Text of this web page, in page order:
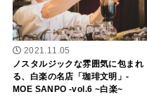
2021.11.05
ノスタルジックな雰囲気に包まれ
る、白楽の名店「珈琲文明」-
MOE SANPO -vol.6 ~白楽~